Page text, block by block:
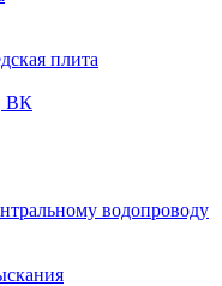
плита
ВК
водопроводу